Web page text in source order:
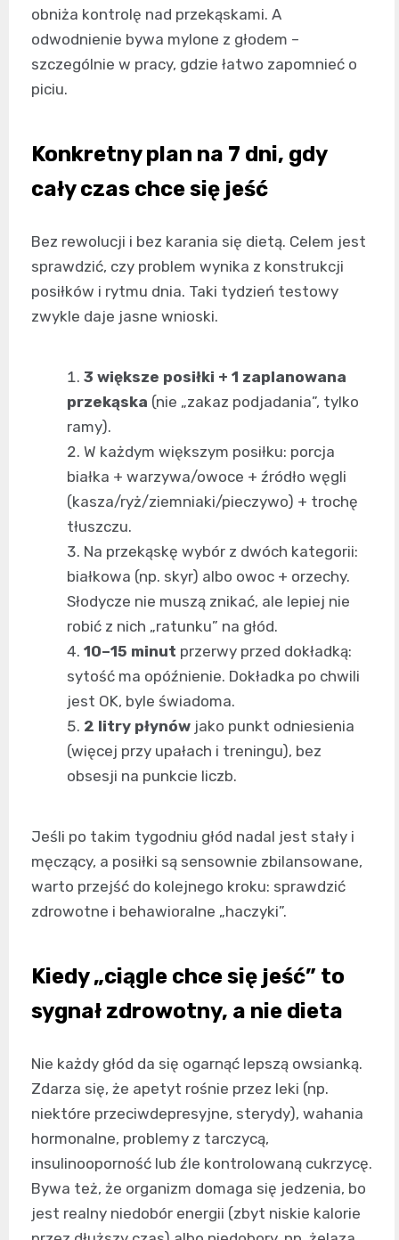
obniża kontrolę nad przekąskami. A
odwodnienie bywa mylone z głodem –
szczególnie w pracy, gdzie łatwo zapomnieć o
piciu.
Konkretny plan na 7 dni, gdy
cały czas chce się jeść
Bez rewolucji i bez karania się dietą. Celem jest
sprawdzić, czy problem wynika z konstrukcji
posiłków i rytmu dnia. Taki tydzień testowy
zwykle daje jasne wnioski.
3 większe posiłki + 1 zaplanowana
przekąska (nie „zakaz podjadania”, tylko
ramy).
W każdym większym posiłku: porcja
białka + warzywa/owoce + źródło węgli
(kasza/ryż/ziemniaki/pieczywo) + trochę
tłuszczu.
Na przekąskę wybór z dwóch kategorii:
białkowa (np. skyr) albo owoc + orzechy.
Słodycze nie muszą znikać, ale lepiej nie
robić z nich „ratunku” na głód.
10–15 minut przerwy przed dokładką:
sytość ma opóźnienie. Dokładka po chwili
jest OK, byle świadoma.
2 litry płynów jako punkt odniesienia
(więcej przy upałach i treningu), bez
obsesji na punkcie liczb.
Jeśli po takim tygodniu głód nadal jest stały i
męczący, a posiłki są sensownie zbilansowane,
warto przejść do kolejnego kroku: sprawdzić
zdrowotne i behawioralne „haczyki”.
Kiedy „ciągle chce się jeść” to
sygnał zdrowotny, a nie dieta
Nie każdy głód da się ogarnąć lepszą owsianką.
Zdarza się, że apetyt rośnie przez leki (np.
niektóre przeciwdepresyjne, sterydy), wahania
hormonalne, problemy z tarczycą,
insulinooporność lub źle kontrolowaną cukrzycę.
Bywa też, że organizm domaga się jedzenia, bo
jest realny niedobór energii (zbyt niskie kalorie